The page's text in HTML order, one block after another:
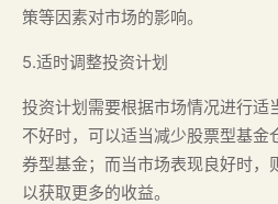
策等因素对市场的影响。
5.适时调整投资计划
投资计划需要根据市场情况进行适
不好时，可以适当减少股票型基金
券型基金；而当市场表现良好时，
以获取更多的收益。